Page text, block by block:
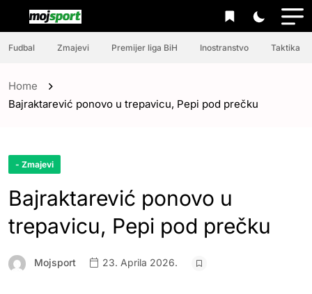
Fudbal Zmajevi Premijer liga BiH Inostranstvo Taktika
Home
Bajraktarević ponovo u trepavicu, Pepi pod prečku
- Zmajevi
Bajraktarević ponovo u
trepavicu, Pepi pod prečku
Mojsport 23. Aprila 2026.